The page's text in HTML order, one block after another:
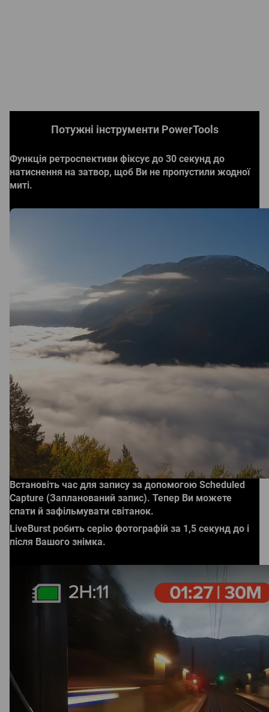
Потужні інструменти PowerTools
Функція ретроспективи фіксує до 30 секунд до
натиснення на затвор, щоб Ви не пропустили жодної
миті.
Встановіть час для запису за допомогою Scheduled
Capture (Запланований запис). Тепер Ви можете
спати й зафільмувати світанок.
LiveBurst робить серію фотографій за 1,5 секунд до і
після Вашого знімка.